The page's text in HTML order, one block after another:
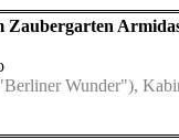
Zaubergarten
Wunder"),